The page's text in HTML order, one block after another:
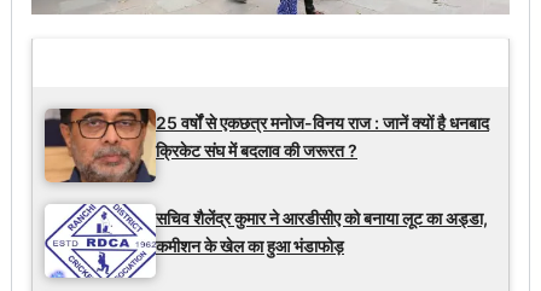
25 वर्षों से एकछत्र मनोज-विनय राज : जानें क्यों है धनबाद
क्रिकेट संघ में बदलाव की जरूरत ?
सचिव शैलेंद्र कुमार ने आरडीसीए को बनाया लूट का अड्डा,
कमीशन के खेल का हुआ भंडाफोड़